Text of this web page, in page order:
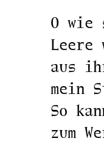
O wie
aus
mein
So
zum